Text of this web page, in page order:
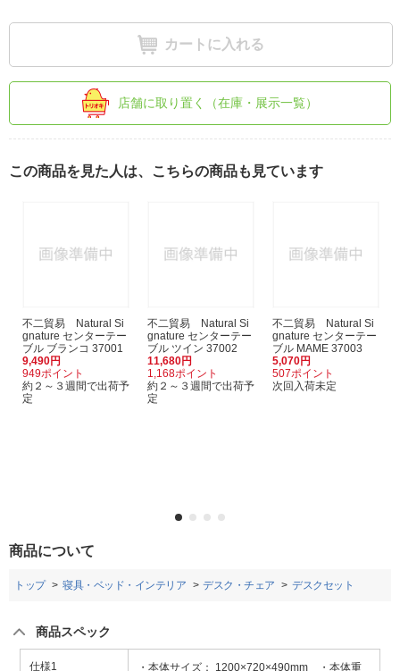
カートに入れる
店舗に取り置く（在庫・展示一覧）
この商品を見た人は、こちらの商品も見ています
不二貿易 Natural Si
gnature センターテー
ブル ブランコ 37001
9,490円
949ポイント
約２～３週間で出荷予
定
不二貿易 Natural Si
gnature センターテー
ブル ツイン 37002
11,680円
1,168ポイント
約２～３週間で出荷予
定
不二貿易 Natural Si
gnature センターテー
ブル MAME 37003
5,070円
507ポイント
次回入荷未定
商品について
トップ 寝具・ベッド・インテリア デスク・チェア デスクセット
商品スペック
仕様1
・本体サイズ： 1200×720×490mm ・本体重